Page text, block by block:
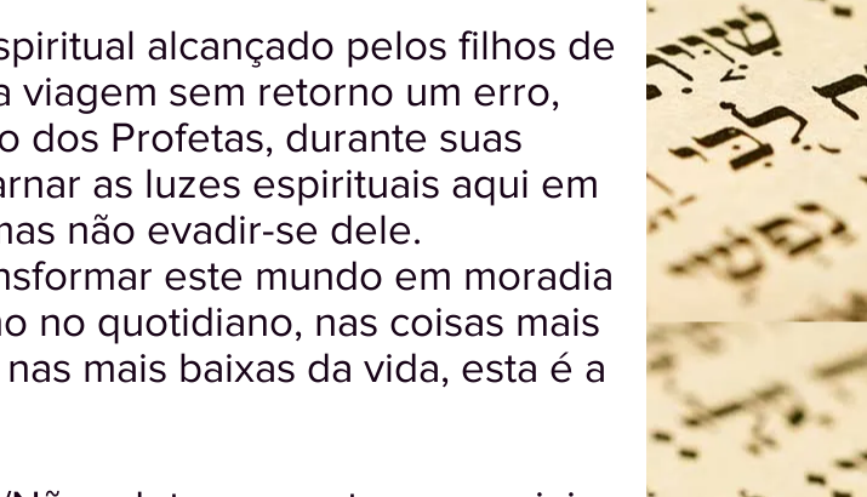
alcançado pelos filhos de
viagem sem retorno um erro,
dos Profetas, durante suas
as luzes espirituais aqui em
não evadir-se dele.
este mundo em moradia
no quotidiano, nas coisas mais
mais baixas da vida, esta é a